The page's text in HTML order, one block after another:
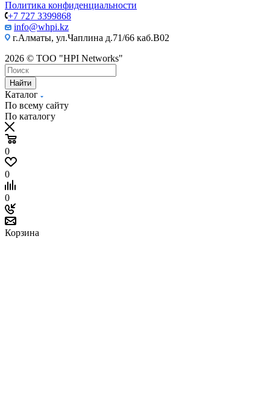
Политика конфиденциальности
+7 727 3399868
info@whpi.kz
г.Алматы, ул.Чаплина д.71/66 каб.B02
2026 © ТОО "HPI Networks"
Найти
Каталог
По всему сайту
По каталогу
0
0
0
Корзина